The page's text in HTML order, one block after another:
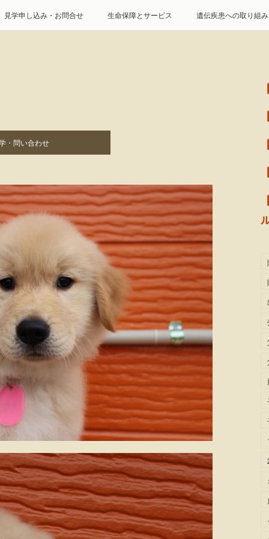
見学申し込み・お問合せ 生命保障とサービス 遺伝疾患への取り組み
・問い合わせ